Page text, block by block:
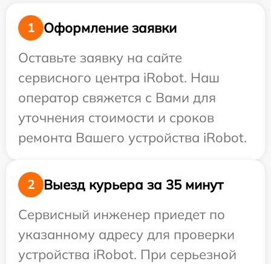
1
Оформление заявки
Оставьте заявку на сайте
сервисного центра iRobot. Наш
оператор свяжется с Вами для
уточнения стоимости и сроков
ремонта Вашего устройства iRobot.
2
Выезд курьера за 35 минут
Сервисный инженер приедет по
указанному адресу для проверки
устройства iRobot. При серьезной